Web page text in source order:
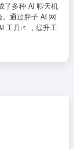
了多种 AI 聊天机
。通过胖子 AI 网
工具
，提升工